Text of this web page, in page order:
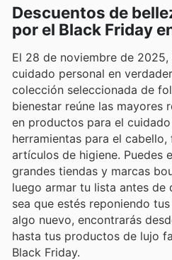
Descuentos de
por el Black Friday
El 28 de noviembre de
cuidado personal en
colección seleccionada de
bienestar reúne las
en productos para el
herramientas para el
artículos de higiene. Puedes
grandes tiendas y marcas
luego armar tu lista antes de
sea que estés reponiendo
algo nuevo, encontrarás
hasta tus productos de lujo
Black Friday.